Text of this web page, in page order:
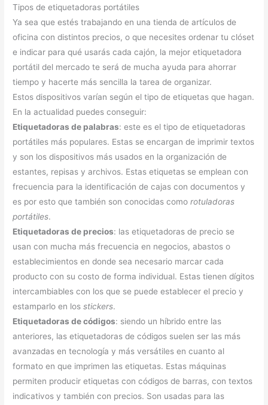
Tipos de etiquetadoras portátiles
Ya sea que estés trabajando en una tienda de artículos de
oficina con distintos precios, o que necesites ordenar tu clóset
e indicar para qué usarás cada cajón, la mejor etiquetadora
portátil del mercado te será de mucha ayuda para ahorrar
tiempo y hacerte más sencilla la tarea de organizar.
Estos dispositivos varían según el tipo de etiquetas que hagan.
En la actualidad puedes conseguir:
Etiquetadoras de palabras: este es el tipo de etiquetadoras
portátiles más populares. Estas se encargan de imprimir textos
y son los dispositivos más usados en la organización de
estantes, repisas y archivos. Estas etiquetas se emplean con
frecuencia para la identificación de cajas con documentos y
es por esto que también son conocidas comorotuladoras
portátiles.
Etiquetadoras de precios: las etiquetadoras de precio se
usan con mucha más frecuencia en negocios, abastos o
establecimientos en donde sea necesario marcar cada
producto con su costo de forma individual. Estas tienen dígitos
intercambiables con los que se puede establecer el precio y
estamparlo en losstickers.
Etiquetadoras de códigos: siendo un híbrido entre las
anteriores, las etiquetadoras de códigos suelen ser las más
avanzadas en tecnología y más versátiles en cuanto al
formato en que imprimen las etiquetas. Estas máquinas
permiten producir etiquetas con códigos de barras, con textos
indicativos y también con precios. Son usadas para las